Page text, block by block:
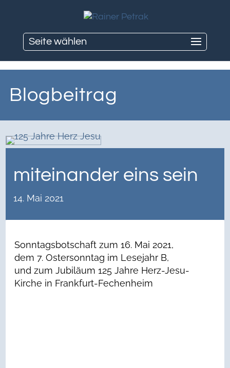
Seite wählen
Blogbeitrag
miteinander eins sein
14. Mai 2021
Sonntagsbotschaft zum 16. Mai 2021,
dem 7. Ostersonntag im Lesejahr B,
und zum Jubiläum 125 Jahre Herz-Jesu-
Kirche in Frankfurt-Fechenheim